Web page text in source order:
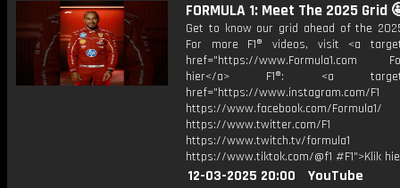
FORMULA 1: Meet The 2025 Grid
Get to know our grid ahead of the
For more F1® videos, visit <a
href="https://www.Formula1.com
hier</a> F1®: <a
href="https://www.instagram.com/F1
https://www.facebook.com/Formula1/
https://www.twitter.com/F1
https://www.twitch.tv/formula1
https://www.tiktok.com/@f1 #F1">Klik
12-03-2025 20:00
YouTube